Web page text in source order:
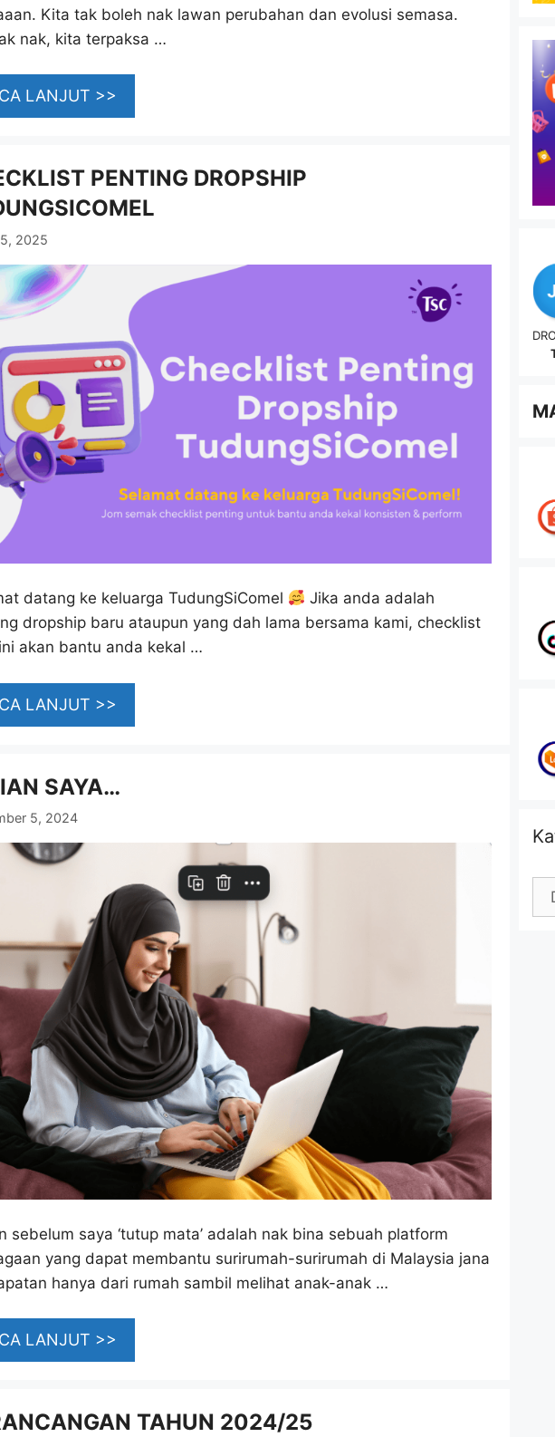
Kita tak boleh nak lawan perubahan dan evolusi semasa.
nak, kita terpaksa …
LANJUT >>
PENTING DROPSHIP
2025
datang ke keluarga TudungSiComel
Jika anda adalah
dropship baru ataupun yang dah lama bersama kami, checklist
akan bantu anda kekal …
LANJUT >>
SAYA…
5, 2024
sebelum saya ‘tutup mata’ adalah nak bina sebuah platform
yang dapat membantu surirumah-surirumah di Malaysia jana
hanya dari rumah sambil melihat anak-anak …
LANJUT >>
TAHUN 2024/25